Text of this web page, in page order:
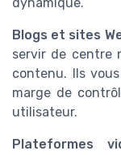
Blogs et sites
servir de centre
contenu. Ils
marge de
utilisateur.
Plateformes